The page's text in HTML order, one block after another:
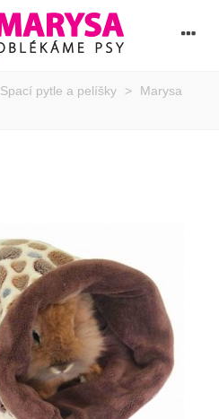
Spací pytle a pelíšky >
Marysa